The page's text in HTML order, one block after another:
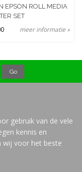
EPSON ROLL MEDIA
SET
meer informatie »
gebruik van de vele
kennis en
wij voor het beste